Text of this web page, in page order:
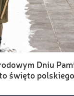
Dniu
święto